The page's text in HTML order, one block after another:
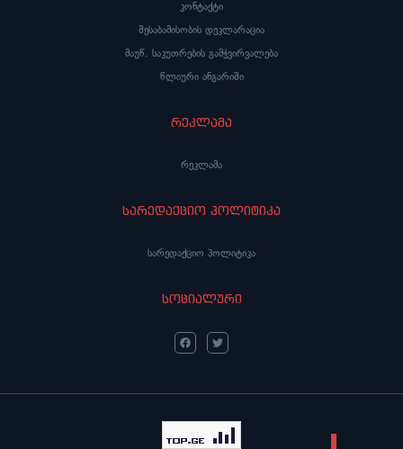
კონტაქტი
შესაბამისობის დეკლარაცია
მაუწ. საკუთრების გამჭვირვალება
წლიური ანგარიში
რეკლამა
რეკლამა
სარედაქციო პოლიტიკა
სარედაქციო პოლიტიკა
სოციალური